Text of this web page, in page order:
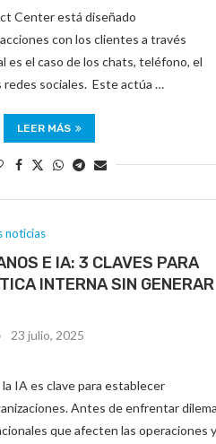
Center está diseñado
con los clientes a través
es el caso de los chats, teléfono, el
redes sociales. Este actúa …
LEER MÁS
noticias
E IA: 3 CLAVES PARA
INTERNA SIN GENERAR
23 julio, 2025
IA es clave para establecer
Antes de enfrentar
que afecten las operaciones y